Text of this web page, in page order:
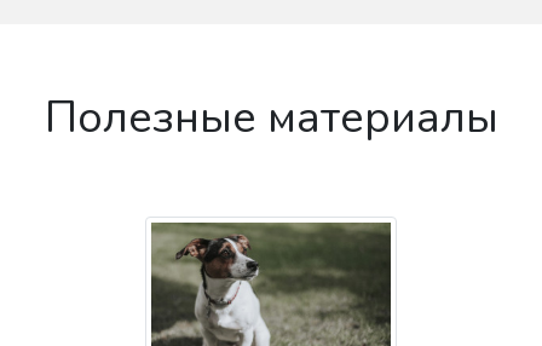
Полезные материалы